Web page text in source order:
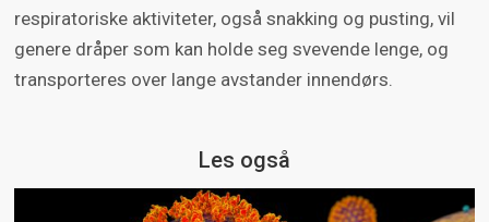
respiratoriske aktiviteter, også snakking og pusting, vil
genere dråper som kan holde seg svevende lenge, og
transporteres over lange avstander innendørs.
Les også